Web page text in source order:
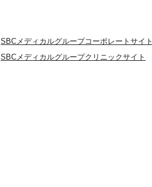
SBCメディカルグループコーポレートサイト
SBCメディカルグループクリニックサイト